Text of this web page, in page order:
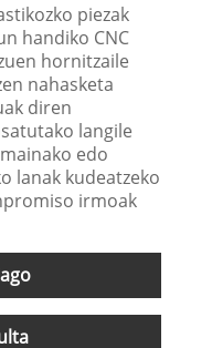
piezak
handiko CNC
hornitzaile
nahasketa
diren
langile
edo
lanak kudeatzeko
irmoak